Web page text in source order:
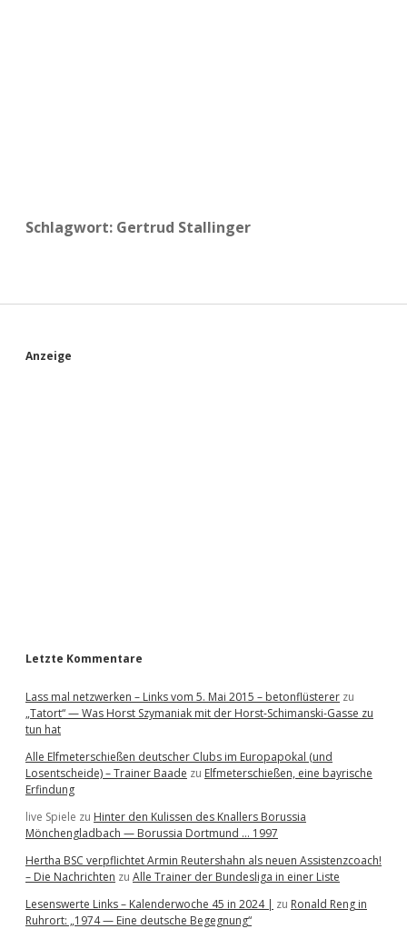
Schlagwort: Gertrud Stallinger
S
Anzeige
Letzte Kommentare
Lass mal netzwerken – Links vom 5. Mai 2015 – betonflüsterer zu
„Tatort“ — Was Horst Szymaniak mit der Horst-Schimanski-Gasse zu
tun hat
Alle Elfmeterschießen deutscher Clubs im Europapokal (und
Losentscheide) – Trainer Baade zu Elfmeterschießen, eine bayrische
Erfindung
live Spiele zu Hinter den Kulissen des Knallers Borussia
Mönchengladbach — Borussia Dortmund … 1997
Hertha BSC verpflichtet Armin Reutershahn als neuen Assistenzcoach!
– Die Nachrichten zu Alle Trainer der Bundesliga in einer Liste
Lesenswerte Links – Kalenderwoche 45 in 2024 | zu Ronald Reng in
Ruhrort: „1974 — Eine deutsche Begegnung“